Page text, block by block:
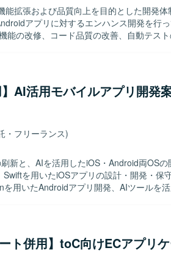
能拡張および品質向上を目的とした開発体
能の改修、コード品質の改善、自動テス
善提案ができる方を求めています。既存の
クチャや開発プロセスを意識して取り組め
を積むことができます。既存プロダクト
自動テストの実装など、モダンなAndroid
行います。アーキテクチャはClean
AI活用モバイルアプリ開発
・フリーランス)
新と、AIを活用したiOS・Android両OSの
用いたAndroidアプリ開発、AIツールを
を持ち挑戦を続けられる方を求めています
取り組める方に適したポジションです。 【ポ
設計や技術選定に深く関与できます。AI
、複雑なEC・ゲーム・ソーシャル領域に
ト併用】toC向けECアプリケ